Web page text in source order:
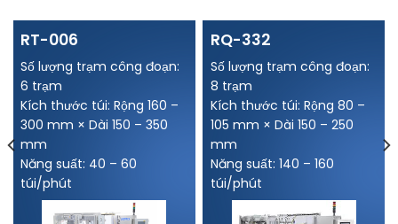
RT-006
Số lượng trạm công đoạn:
6 trạm
Kích thước túi: Rộng 160 –
300 mm × Dài 150 – 350
mm
Năng suất: 40 – 60
túi/phút
RQ-332
Số lượng trạm công đoạn:
8 trạm
Kích thước túi: Rộng 80 –
105 mm × Dài 150 – 250
mm
Năng suất: 140 – 160
túi/phút